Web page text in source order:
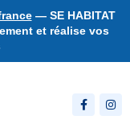
— SE HABITAT
et réalise vos